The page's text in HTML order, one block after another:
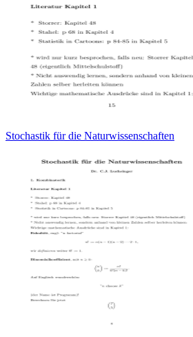
Stochastik für die Naturwissenschaften